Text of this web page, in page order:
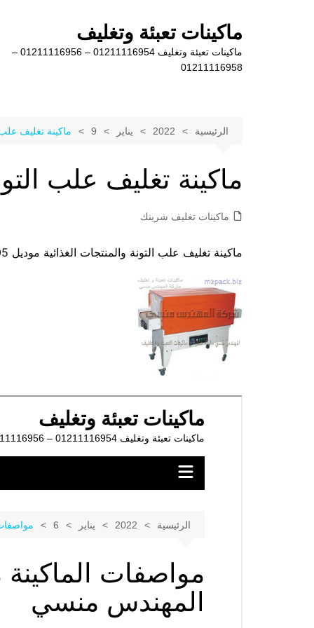
ماكينات تعبئة وتغليف
ماكينات تعبئة وتغليف 01211116954 – 01211116956 –
01211116958
الرئيسية 2022 يناير 9 ماكينة تغليف علب
ماكينة تغليف علب
ماكينات تغليف شرينك
ماكينة تغليف علب التونة والمنتجات الغذائية موديل 105 ماركة المهندس منسى